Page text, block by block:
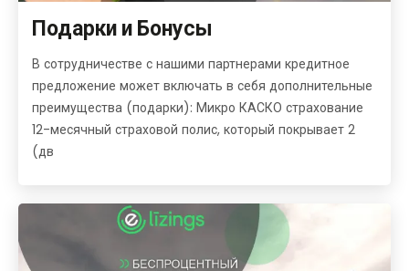
Подарки и Бонусы
В сотрудничестве с нашими партнерами кредитное
предложение может включать в себя дополнительные
преимущества (подарки): Микро КАСКО страхование
12-месячный страховой полис, который покрывает 2
(дв